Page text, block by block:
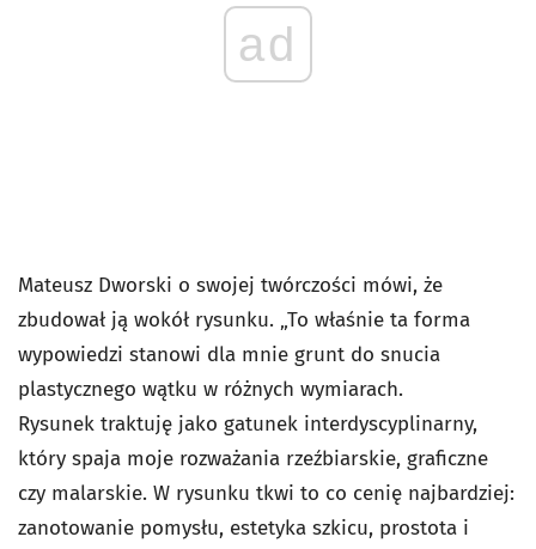
ad
Mateusz Dworski o swojej twórczości mówi, że
zbudował ją wokół rysunku. „To właśnie ta forma
wypowiedzi stanowi dla mnie grunt do snucia
plastycznego wątku w różnych wymiarach.
Rysunek traktuję jako gatunek interdyscyplinarny,
który spaja moje rozważania rzeźbiarskie, graficzne
czy malarskie. W rysunku tkwi to co cenię najbardziej:
zanotowanie pomysłu, estetyka szkicu, prostota i